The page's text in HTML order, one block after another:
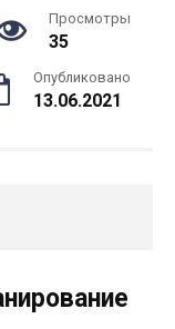
Просмотры
35
Опубликовано
13.06.2021